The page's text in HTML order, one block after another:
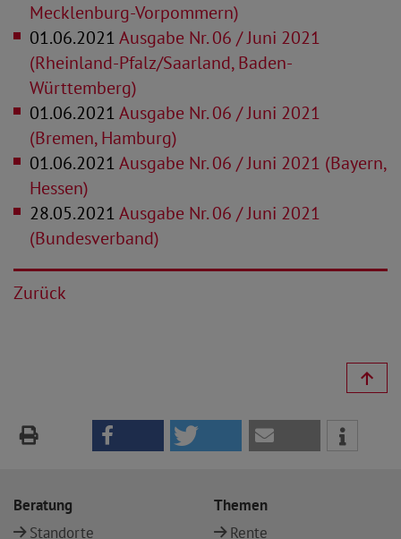
Mecklenburg-Vorpommern)
01.06.2021Ausgabe Nr. 06 / Juni 2021
(Rheinland-Pfalz/Saarland, Baden-
Württemberg)
01.06.2021Ausgabe Nr. 06 / Juni 2021
(Bremen, Hamburg)
01.06.2021Ausgabe Nr. 06 / Juni 2021 (Bayern,
Hessen)
28.05.2021Ausgabe Nr. 06 / Juni 2021
(Bundesverband)
Zurück
Beratung
Standorte
Themen
Rente